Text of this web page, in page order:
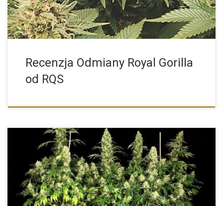
Recenzja Odmiany Royal Gorilla
od RQS
Skąd się wywodzi jedna z najsłynniejszych a tym samym
najlepszych […]